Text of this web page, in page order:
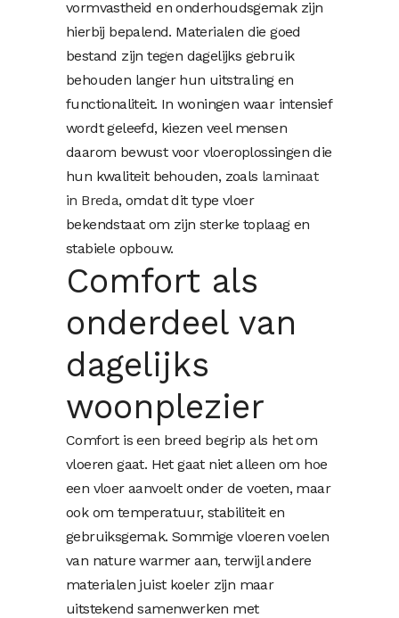
vormvastheid en onderhoudsgemak zijn
hierbij bepalend. Materialen die goed
bestand zijn tegen dagelijks gebruik
behouden langer hun uitstraling en
functionaliteit. In woningen waar intensief
wordt geleefd, kiezen veel mensen
daarom bewust voor vloeroplossingen die
hun kwaliteit behouden, zoals laminaat
in Breda, omdat dit type vloer
bekendstaat om zijn sterke toplaag en
stabiele opbouw.
Comfort als
onderdeel van
dagelijks
woonplezier
Comfort is een breed begrip als het om
vloeren gaat. Het gaat niet alleen om hoe
een vloer aanvoelt onder de voeten, maar
ook om temperatuur, stabiliteit en
gebruiksgemak. Sommige vloeren voelen
van nature warmer aan, terwijl andere
materialen juist koeler zijn maar
uitstekend samenwerken met